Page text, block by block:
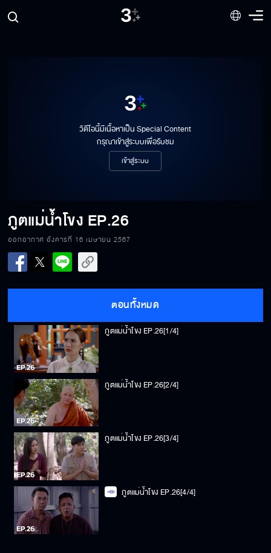
วิดีโอนี้มีเนื้อหาเป็น Special Content
กรุณาเข้าสู่ระบบเพื่อรับชม
เข้าสู่ระบบ
ภูตแม่น้ำโขง EP.26
ออกอากาศ อังคารที่ 16 เมษายน 2567
ตอนทั้งหมด
ภูตแม่น้ำโขง EP.26[1/4]
ภูตแม่น้ำโขง EP.26[2/4]
ภูตแม่น้ำโขง EP.26[3/4]
ภูตแม่น้ำโขง EP.26[4/4]